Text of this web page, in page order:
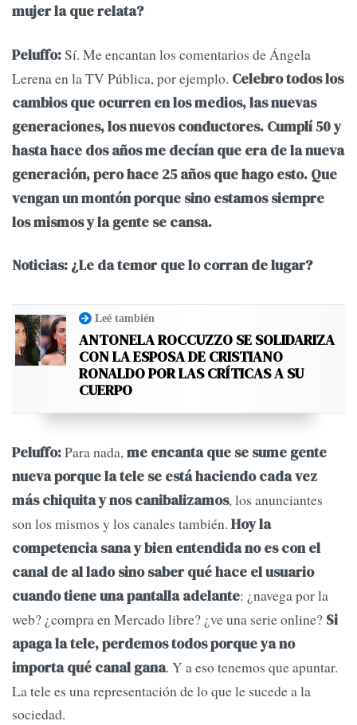
mujer la que relata?
Peluffo:Sí. Me encantan los comentarios de Ángela
Lerena en la TV Pública, por ejemplo. Celebro todos los
cambios que ocurren en los medios, las nuevas
generaciones, los nuevos conductores. Cumplí 50 y
hasta hace dos años me decían que era de la nueva
generación, pero hace 25 años que hago esto. Que
vengan un montón porque sino estamos siempre
los mismos y la gente se cansa.
Noticias: ¿Le da temor que lo corran de lugar?
Leé también
ANTONELA ROCCUZZO SE SOLIDARIZA
CON LA ESPOSA DE CRISTIANO
RONALDO POR LAS CRÍTICAS A SU
CUERPO
Peluffo:Para nada,me encanta que se sume gente
nueva porque la tele se está haciendo cada vez
más chiquita y nos canibalizamos, los anunciantes
son los mismos y los canales también. Hoy la
competencia sana y bien entendida no es con el
canal de al lado sino saber qué hace el usuario
cuando tiene una pantalla adelante: ¿navega por la
web? ¿compra en Mercado libre? ¿ve una serie online? Si
apaga la tele, perdemos todos porque ya no
importa qué canal gana. Y a eso tenemos que apuntar.
La tele es una representación de lo que le sucede a la
sociedad.